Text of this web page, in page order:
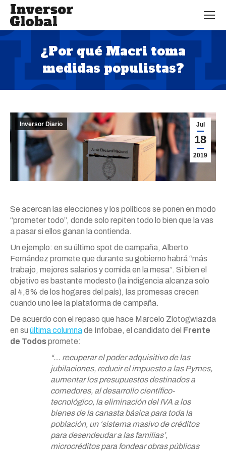
¿Por qué Macri toma
medidas populistas?
Estás aquí:
Jul
18
2019
Inversor Diario
Se acercan las elecciones y los políticos se ponen en modo
“prometer todo”, donde solo repiten todo lo bien que la vas
a pasar si ellos ganan la contienda.
Un ejemplo: en su último spot de campaña, Alberto
Fernández promete que durante su gobierno habrá “más
trabajo, mejores salarios y comida en la mesa”. Si bien el
objetivo es bastante modesto (la indigencia alcanza solo
al 4,8% de los hogares del país), las promesas crecen
cuando uno lee la plataforma de campaña.
De acuerdo con el repaso que hace Marcelo Zlotogwiazda
en su última columnade Infobae, el candidato del Frente
de Todospromete:
“… recuperar el poder adquisitivo de las
jubilaciones, reducir el impuesto a las Pymes,
aumentar los presupuestos destinados a
comedores, al desarrollo científico-
tecnológico, la eliminación del IVA a los
bienes de la canasta básica para toda la
población, un ‘sistema masivo de créditos
para desendeudar a las familias’,
microcréditos para fondear obras públicas